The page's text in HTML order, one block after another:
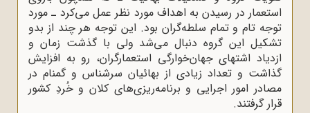
استعمار در رسیدن به اهداف مورد نظر عمل می‌کرد ـ مورد
توجه تام و تمام سلطه‌گران بود. این توجه هر چند از بدو
تشکیل این گروه دنبال می‌شد ولی با گذشت زمان و
ازدیاد اشتهای جهان‌خوارگی استعمارگران، رو به افزایش
گذاشت و تعداد زیادی از بهائیان سرشناس و گمنام در
مصادر امور اجرایی و برنامه‌ریزی‌های کلان و خُردِ کشور
قرار گرفتند.